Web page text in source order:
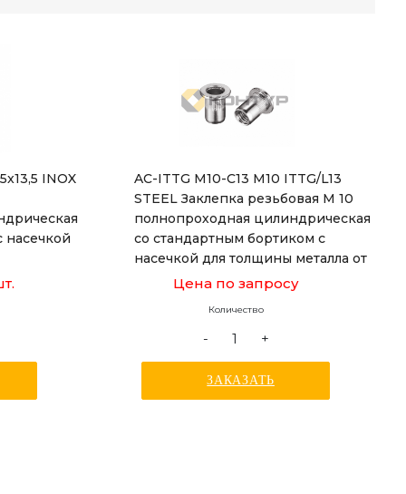
INOX
насечкой
AC-ITTG M10-C13 M10 ITTG/L13
STEEL Заклепка резьбовая М 10
полнопроходная цилиндрическая
со стандартным бортиком с
насечкой для толщины металла от
1,0 до 4,0 мм, длиной 21,5 мм
Цена по запросу
Количество
- +
ЗАКАЗАТЬ